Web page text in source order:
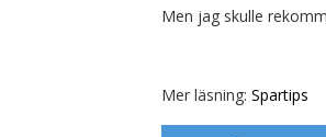
Men jag skulle
Mer läsning: Spartips